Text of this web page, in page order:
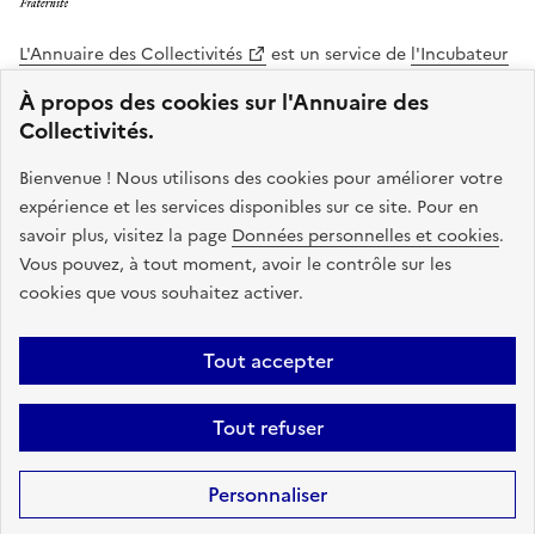
À propos des cookies sur l'Annuaire des
Collectivités.
Bienvenue ! Nous utilisons des cookies pour améliorer votre
expérience et les services disponibles sur ce site. Pour en
savoir plus, visitez la page Données personnelles et cookies.
Vous pouvez, à tout moment, avoir le contrôle sur les
cookies que vous souhaitez activer.
Tout accepter
Tout refuser
Personnaliser
L'Annuaire des Collectivités est un service de l'Incubateur
des Territoires
Cohésion des Territoires
. Le code source de ce site web
est disponible en licence libre. Le design de ce site est conçu
avec le système de design de l’État.
legifrance.gouv.fr
info.gouv.fr
service-public.gouv.fr
data.gouv.fr
Plan du site Accessibilite : non conforme
Mentions légales
Politique de confidentialité
Gestion des cookies FAQ
Kit de
Statistiques Code source
Sauf mention contraire, tous les contenus de ce site sont sous